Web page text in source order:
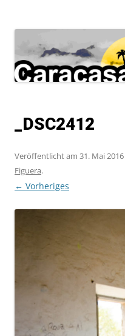
_DSC2412
Veröffentlicht am 31. Mai 2016
Figuera.
← Vorheriges